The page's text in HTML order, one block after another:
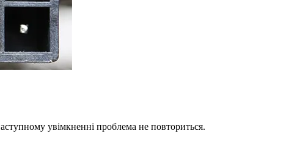
увімкненні проблема не повториться.